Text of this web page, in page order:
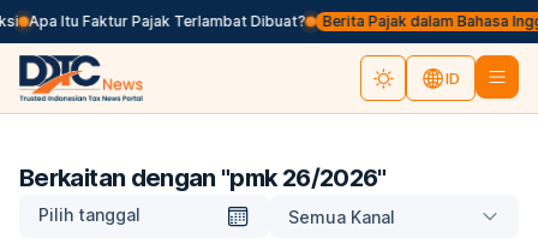
Apa Itu Faktur Pajak Terlambat Dibuat? Berita Pajak dalam Bahasa
ID
Berkaitan dengan "pmk 26/2026"
Pilih tanggal Semua Kanal